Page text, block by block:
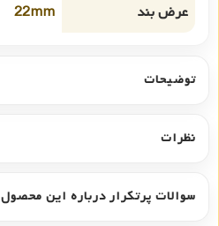
عرض بند
22mm
توضیحات
نظرات
سوالات پرتکرار درباره این محصول